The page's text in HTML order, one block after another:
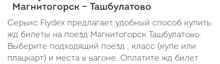
Магнитогорск – Ташбулатово
Сервис Flydex предлагает удобный способ купить
жд билеты на поезд Магнитогорск Ташбулатово.
Выберите подходящий поезд , класс (купе или
плацкарт) и места в вагоне. Оплатите жд билет